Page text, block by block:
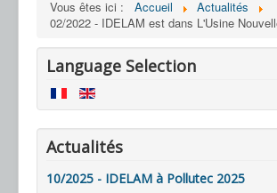
Vous êtes ici : Accueil
Actualités
02/2022 - IDELAM est dans L'Usine
Language Selection
Actualités
10/2025 - IDELAM à Pollutec 2025